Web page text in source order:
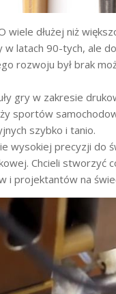
wiele dłużej niż
latach 90-tych, ale
rozwoju był brak
gry w zakresie
sportów
szybko i tanio.
wysokiej precyzji do
Chcieli stworzyć
i projektantów na